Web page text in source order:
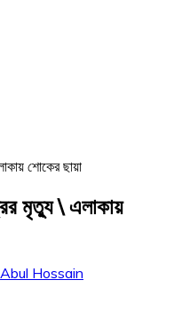
মৃত্যু \ এলাকায়
Abul Hossain